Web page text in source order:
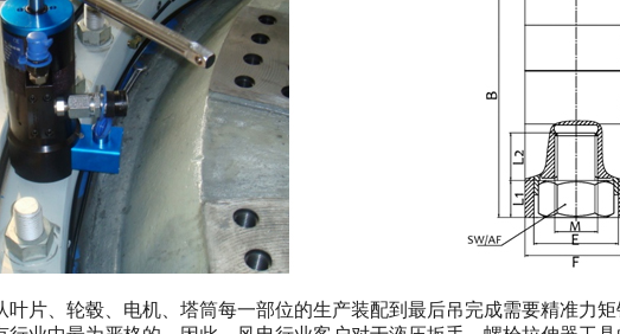
片、轮毂、电机、塔筒每一部位的生产装配到最后吊完成需要精准力